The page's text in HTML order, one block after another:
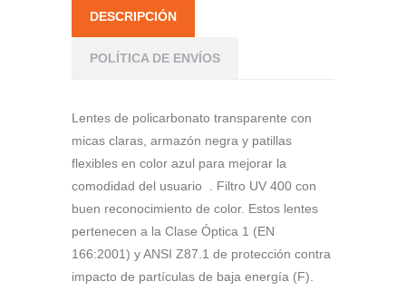
DESCRIPCIÓN
POLÍTICA DE ENVÍOS
Lentes de policarbonato transparente con
micas claras, armazón negra y patillas
flexibles en color azul para mejorar la
comodidad del usuario . Filtro UV 400 con
buen reconocimiento de color. Estos lentes
pertenecen a la Clase Óptica 1 (EN
166:2001) y ANSI Z87.1 de protección contra
impacto de partículas de baja energía (F).